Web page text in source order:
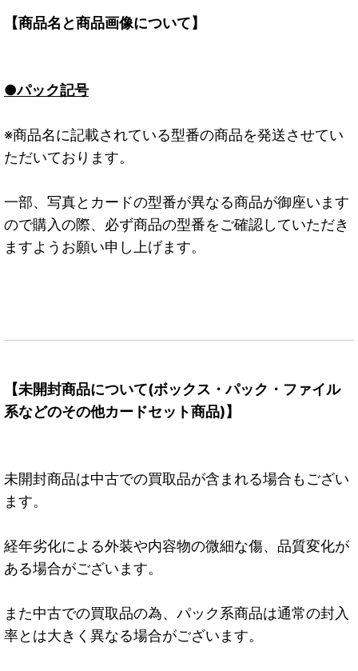
【商品名と商品画像について】
●パック記号
※商品名に記載されている型番の商品を発送させてい
ただいております。
一部、写真とカードの型番が異なる商品が御座います
ので購入の際、必ず商品の型番をご確認していただき
ますようお願い申し上げます。
【未開封商品について(ボックス・パック・ファイル
系などのその他カードセット商品)】
未開封商品は中古での買取品が含まれる場合もござい
ます。
経年劣化による外装や内容物の微細な傷、品質変化が
ある場合がございます。
また中古での買取品の為、パック系商品は通常の封入
率とは大きく異なる場合がございます。